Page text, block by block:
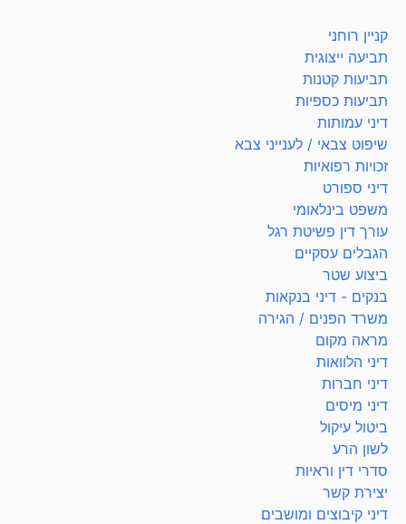
קניין רוחני
תביעה ייצוגית
תביעות קטנות
תביעות כספיות
דיני עמותות
שיפוט צבאי / לענייני צבא
זכויות רפואיות
דיני ספורט
משפט בינלאומי
עורך דין פשיטת רגל
הגבלים עסקיים
ביצוע שטר
בנקים - דיני בנקאות
משרד הפנים / הגירה
מראה מקום
דיני הלוואות
דיני חברות
דיני מיסים
ביטול עיקול
לשון הרע
סדרי דין וראיות
יצירת קשר
דיני קיבוצים ומושבים